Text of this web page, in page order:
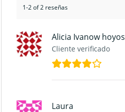
1-2 of 2 reseñas
Alicia Ivanow hoyos
Cliente verificado
Laura